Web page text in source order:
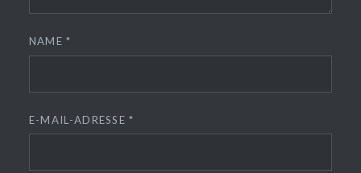
NAME*
E-MAIL-ADRESSE*